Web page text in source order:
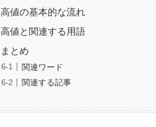
高値の基本的な流れ
高値と関連する用語
まとめ
関連ワード
関連する記事